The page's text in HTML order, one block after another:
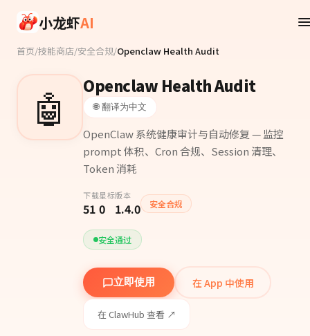
小龙虾AI
首页/技能商店/安全合规/Openclaw Health Audit
🤖 Openclaw Health Audit
🌐 翻译为中文
OpenClaw 系统健康审计与自动修复 — 监控
prompt 体积、Cron 合规、Session 清理、
Token 消耗
下载
51
星标
0
版本
1.4.0 安全合规
安全通过
立即使用 在 App 中使用
在 ClawHub 查看 ↗